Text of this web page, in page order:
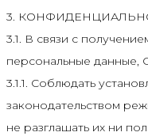
3.
3.1. В связи с
персональные данные,
3.1.1. Соблюдать
законодательством
не разглашать их ни